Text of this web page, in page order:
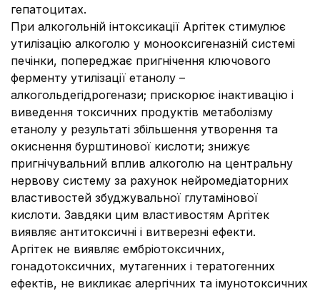
гепатоцитах.
При алкогольній інтоксикації Аргітек стимулює
утилізацію алкоголю у монооксигеназній системі
печінки, попереджає пригнічення ключового
ферменту утилізації етанолу –
алкогольдегідрогенази; прискорює інактивацію і
виведення токсичних продуктів метаболізму
етанолу у результаті збільшення утворення та
окиснення бурштинової кислоти; знижує
пригнічувальний вплив алкоголю на центральну
нервову систему за рахунок нейромедіаторних
властивостей збуджувальної глутамінової
кислоти. Завдяки цим властивостям Аргітек
виявляє антитоксичні і витверезні ефекти.
Аргітек не виявляє ембріотоксичних,
гонадотоксичних, мутагенних і тератогенних
ефектів, не викликає алергічних та імунотоксичних